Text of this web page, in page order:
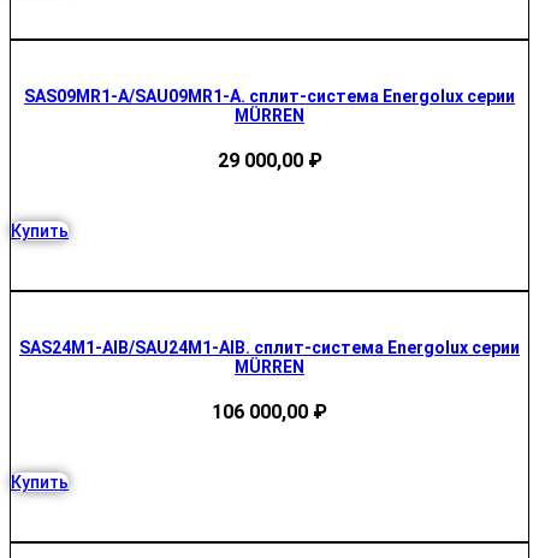
SAS09MR1-A/SAU09MR1-A. сплит-система Energolux серии
MÜRREN
29 000,00 ₽
Купить
SAS24M1-AIB/SAU24M1-AIB. сплит-система Energolux серии
MÜRREN
106 000,00 ₽
Купить